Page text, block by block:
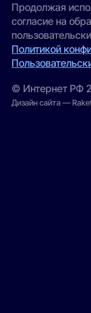
Продолжая
согласие на
Политикой
© Интернет РФ
Дизайн сайта —